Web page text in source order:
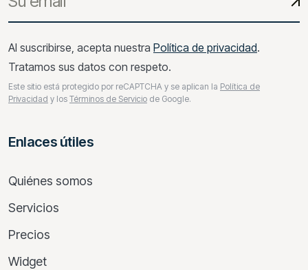
Al suscribirse, acepta nuestra Política de privacidad.
Tratamos sus datos con respeto.
Este sitio está protegido por reCAPTCHA y se aplican la Política de
Privacidad y los Términos de Servicio de Google.
Enlaces útiles
Quiénes somos
Servicios
Precios
Widget